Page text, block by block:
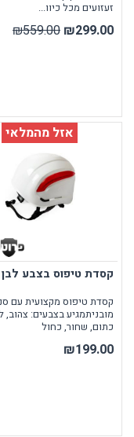
זעזועים מכל כיוו...
₪299.00
₪559.00
אזל מהמלאי
קסדת טיפוס בצבע לבן
קסדת טיפוס מקצועית עם
מובניתמגיע בצבעים: צהוב,
כתום, שחור, כחול
₪199.00